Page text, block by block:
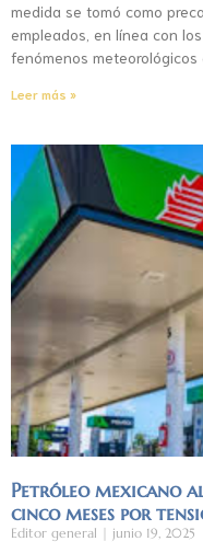
medida se tomó como
empleados, en línea con
fenómenos meteorológicos
Leer más »
Petróleo mexicano
cinco meses por
Editor general junio 19, 2025